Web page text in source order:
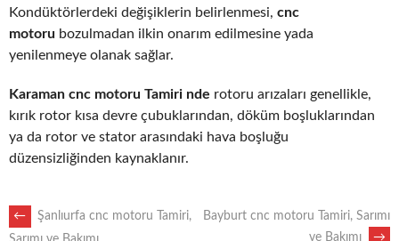
Kondüktörlerdeki değişiklerin belirlenmesi, cnc
motoru bozulmadan ilkin onarım edilmesine yada
yenilenmeye olanak sağlar.
Karaman cnc motoru Tamiri nde rotoru arızaları genellikle,
kırık rotor kısa devre çubuklarından, döküm boşluklarından
ya da rotor ve stator arasındaki hava boşluğu
düzensizliğinden kaynaklanır.
POST
←
Şanlıurfa cnc motoru Tamiri,
Bayburt cnc motoru Tamiri, Sarımı
ve Bakımı
→